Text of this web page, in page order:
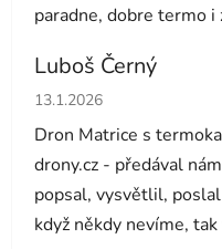
paradne, dobre termo i
Luboš Černý
Hodnocení obchodu je
13.1.2026
Dron Matrice s
drony.cz - předával
popsal, vysvětlil,
když někdy nevíme,